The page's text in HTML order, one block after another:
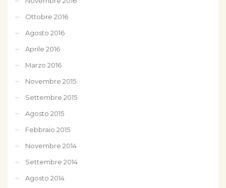
Ottobre 2016
Agosto 2016
Aprile 2016
Marzo 2016
Novembre 2015
Settembre 2015
Agosto 2015
Febbraio 2015
Novembre 2014
Settembre 2014
Agosto 2014